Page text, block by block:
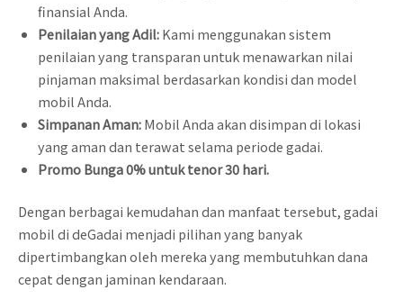
finansial Anda.
Penilaian yang Adil:Kami menggunakan sistem
penilaian yang transparan untuk menawarkan nilai
pinjaman maksimal berdasarkan kondisi dan model
mobil Anda.
Simpanan Aman:Mobil Anda akan disimpan di lokasi
yang aman dan terawat selama periode gadai.
Promo Bunga 0% untuk tenor 30 hari.
Dengan berbagai kemudahan dan manfaat tersebut, gadai
mobil di deGadai menjadi pilihan yang banyak
dipertimbangkan oleh mereka yang membutuhkan dana
cepat dengan jaminan kendaraan.